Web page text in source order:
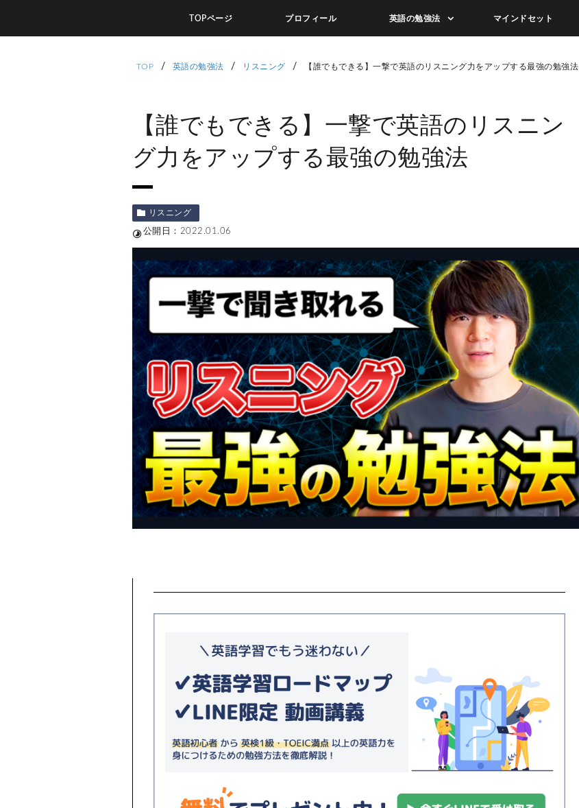
TOPページ プロフィール 英語の勉強法 マインドセット
TOP / 英語の勉強法 / リスニング / 【誰でもできる】一撃で英語のリスニング力をアップする最強の勉強法
【誰でもできる】一撃で英語のリスニン
グ力をアップする最強の勉強法
リスニング
公開日：2022.01.06